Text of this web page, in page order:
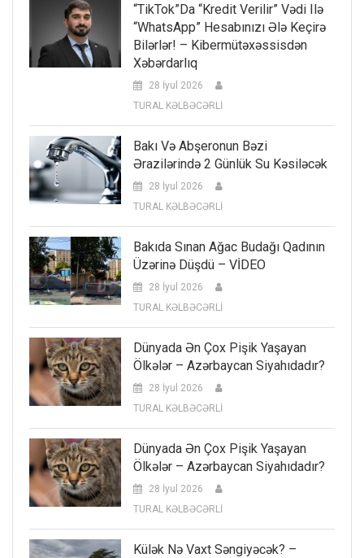
“TikTok”da “kredit Verilir” Vədi Ilə
“WhatsApp” Hesabınızı Ələ Keçirə
Bilərlər! – Kibermütəxəssisdən
Xəbərdarlıq
28 İyul 2026
TURAL KƏLBƏCƏRLİ
Bakı Və Abşeronun Bəzi
Ərazilərində 2 Günlük Su Kəsiləcək
28 İyul 2026
TURAL KƏLBƏCƏRLİ
Bakıda Sınan Ağac Budağı Qadının
Üzərinə Düşdü – VİDEO
28 İyul 2026
TURAL KƏLBƏCƏRLİ
Dünyada Ən Çox Pişik Yaşayan
Ölkələr – Azərbaycan Siyahıdadır?
28 İyul 2026
TURAL KƏLBƏCƏRLİ
Dünyada Ən Çox Pişik Yaşayan
Ölkələr – Azərbaycan Siyahıdadır?
28 İyul 2026
TURAL KƏLBƏCƏRLİ
Külək Nə Vaxt Səngiyəcək? –